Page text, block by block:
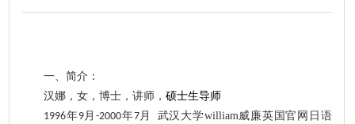
一、简介：
汉娜，女，博士，讲师，硕士生导师
1996年9月-2000年7月 武汉 大学william威廉英国官网日语